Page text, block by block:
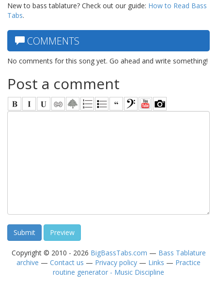
New to bass tablature? Check out our guide: How to Read Bass
Tabs.
COMMENTS
No comments for this song yet. Go ahead and write something!
Post a comment
Copyright © 2010 - 2026 BigBassTabs.com — Bass Tablature
archive — Contact us — Privacy policy — Links — Practice
routine generator - Music Discipline